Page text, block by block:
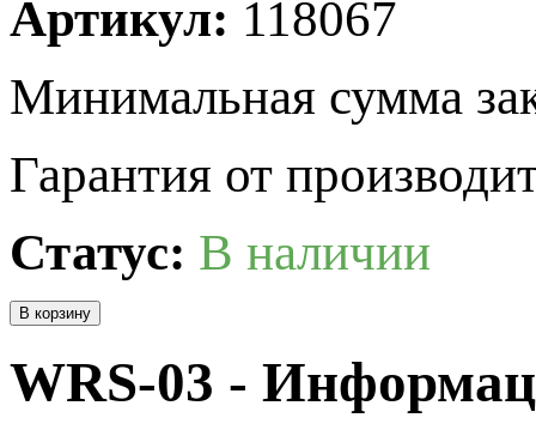
Артикул: 118067
Минимальная сумма
Гарантия от
Статус: В наличии
WRS-03 -